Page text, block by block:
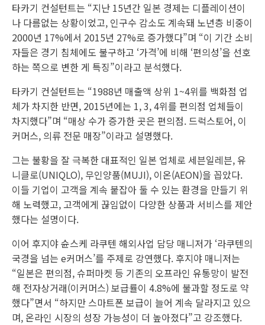
타카기 컨설턴트는 “지난 15년간 일본 경제는 디플레이션이
나 다름없는 상황이었고, 인구수 감소도 계속돼 노년층 비중이
2000년 17%에서 2015년 27%로 증가했다”며 “이 기간 소비
자들은 경기 침체에도 불구하고 ‘가격’에 비해 ‘편의성’을 선호
하는 쪽으로 변한 게 특징”이라고 분석했다.
타카기 컨설턴트는 “1988년 매출액 상위 1~4위를 백화점 업
체가 차지한 반면, 2015년에는 1, 3, 4위를 편의점 업체들이
차지했다”며 “매상 수가 증가한 곳은 편의점. 드럭스토어, 이
커머스, 의류 전문 매장”이라고 설명했다.
그는 불황을 잘 극복한 대표적인 일본 업체로 세븐일레븐, 유
니클로(UNIQLO), 무인양품(MUJI), 이온(AEON)을 꼽았다.
이들 기업이 고객을 계속 붙잡아 둘 수 있는 환경을 만들기 위
해 노력했고, 고객에게 끊임없이 다양한 상품과 서비스를 제안
했다는 설명이다.
이어 후지야 슌스케 라쿠텐 해외사업 담당 매니저가 ‘라쿠텐의
국경을 넘는 e커머스’를 주제로 강연했다. 후지야 매니저는
“일본은 편의점, 슈퍼마켓 등 기존의 오프라인 유통망이 발전
해 전자상거래(이커머스) 보급률이 4.8%에 불과할 정도로 약
했다”면서 “하지만 스마트폰 보급이 늘어 계속 달라지고 있으
며, 온라인 시장의 성장 가능성이 더 높아졌다”고 강조했다.